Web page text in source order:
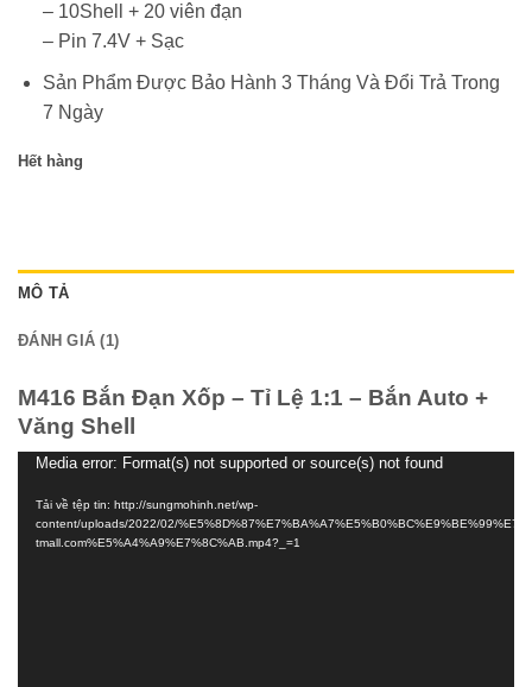
– 10Shell + 20 viên đạn
– Pin 7.4V + Sạc
Sản Phẩm Được Bảo Hành 3 Tháng Và Đổi Trả Trong
7 Ngày
Hết hàng
MÔ TẢ
ĐÁNH GIÁ (1)
M416 Bắn Đạn Xốp – Tỉ Lệ 1:1 – Bắn Auto +
Văng Shell
Trình
chơi
Video
Media error: Format(s) not supported or source(s) not found
Tải về tệp tin: http://sungmohinh.net/wp-
content/uploads/2022/02/
tmall.com%E5%A4%A9%E7%8C%AB.mp4?_=1